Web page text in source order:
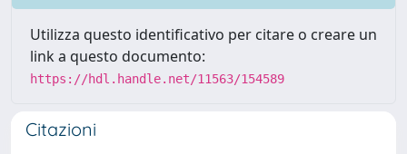
Utilizza questo identificativo per citare o creare un
link a questo documento:
https://hdl.handle.net/11563/154589
Citazioni